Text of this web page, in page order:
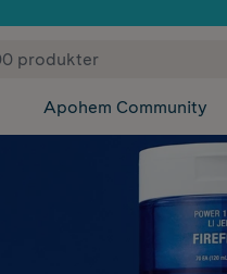
✓ Fri frakt
Apohem Community